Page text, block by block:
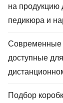
на
педикюра и
Современные
доступные
Подбор